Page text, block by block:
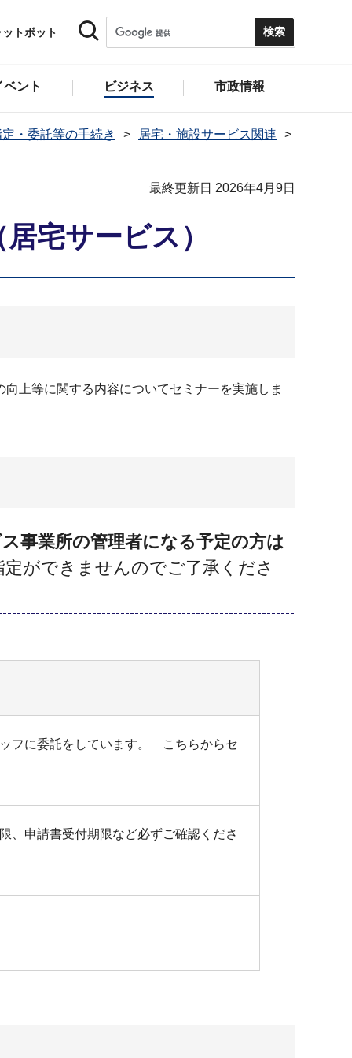
トボット
ント ビジネス 市政情報
・委託等の手続き 居宅・施設サービス関連
最終更新日 2026年4月9日
宅サービス）
上等に関する内容についてセミナーを実施しま
事業所の管理者になる予定の方は
ができませんのでご了承くださ
フに委託をしています。 こちらからセ
、申請書受付期限など必ずご確認くださ